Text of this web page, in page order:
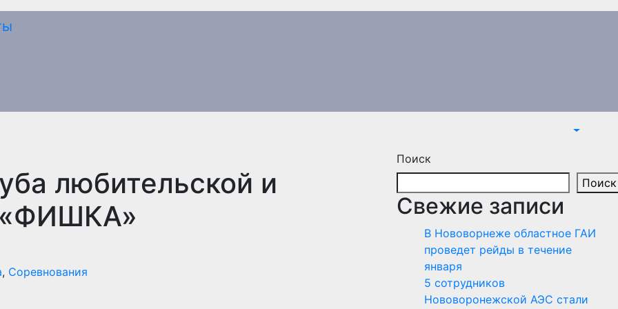
любительской и
«ФИШКА»
, Соревнования
Поиск
Поиск
Свежие записи
В Нововорнеже областное ГАИ
проведет рейды в течение
января
5 сотрудников
Нововоронежской АЭС стали